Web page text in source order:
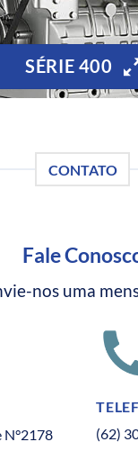
SÉRIE 400
CONTATO
Fale
nos uma
N°2178
(62)